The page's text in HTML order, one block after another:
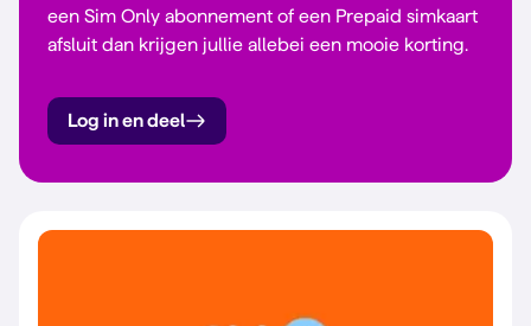
een Sim Only abonnement of een Prepaid simkaart
afsluit dan krijgen jullie allebei een mooie korting.
Log in en deel